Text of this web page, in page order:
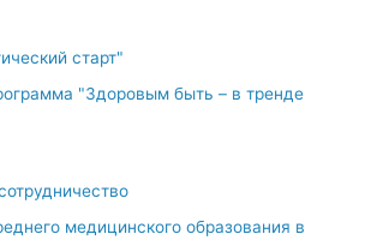
старт"
"Здоровым быть – в тренде
медицинского образования в